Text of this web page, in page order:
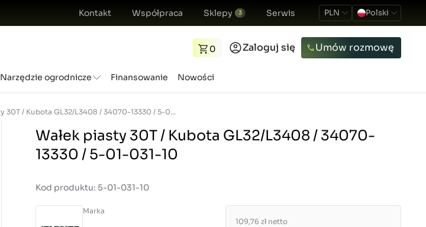
Kontakt Współpraca Sklepy 3 Serwis PLN Polski
0 Zaloguj się Umów rozmowę
Narzędzie ogrodnicze Finansowanie Nowości
Wałek piasty 30T / Kubota GL32/L3408 / 34070-13330 / 5-01-031-10
Wałek piasty 30T / Kubota GL32/L3408 / 34070-
13330 / 5-01-031-10
Kod produktu: 5-01-031-10
Marka
109,76 zł netto